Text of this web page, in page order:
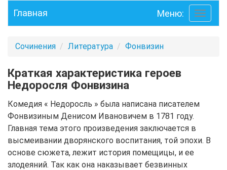
Toggle
Главная Меню:
Сочинения Литература Фонвизин
Краткая характеристика героев
Недоросля Фонвизина
Комедия « Недоросль » была написана писателем
Фонвизиным Денисом Ивановичем в 1781 году.
Главная тема этого произведения заключается в
высмеивании дворянского воспитания, той эпохи. В
основе сюжета, лежит история помещицы, и ее
злодеяний. Так как она наказывает безвинных